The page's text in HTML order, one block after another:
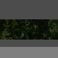
als natürlicher